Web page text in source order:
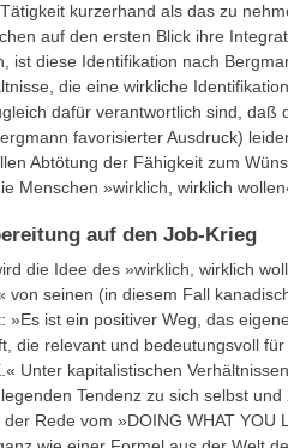
kurzerhand als das zu
auf den ersten Blick ihre
ist diese Identifikation nach
die eine wirkliche
dafür verantwortlich sind, daß
favorisierter Ausdruck)
Abtötung der Fähigkeit zum
Menschen »wirklich, wirklich
auf den Job-Krieg
die Idee des »wirklich, wirklich
von seinen (in diesem Fall
»Es ist ein positiver Weg, das
die relevant und bedeutungsvoll
Unter kapitalistischen
Tendenz zu sich selbst
der Rede vom »DOING WHAT YOU